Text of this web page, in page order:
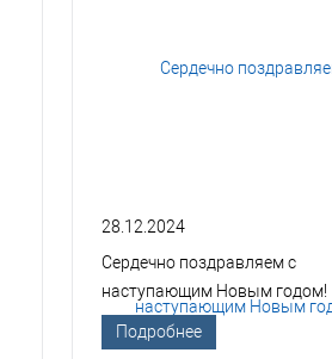
28.12.2024
Сердечно поздравляем с
наступающим Новым годом!
Подробнее